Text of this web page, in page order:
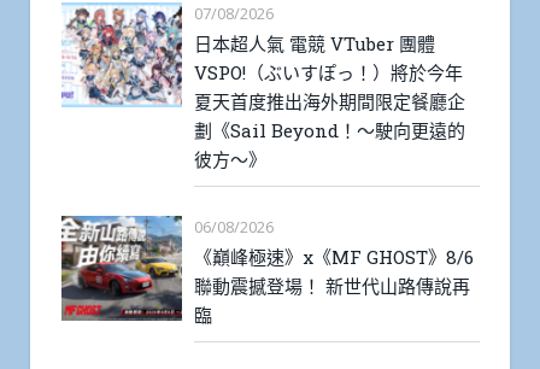
07/08/2026
日本超人氣 電競 VTuber 團體
VSPO!（ぶいすぽっ！）將於今年
夏天首度推出海外期間限定餐廳企
劃《Sail Beyond！～駛向更遠的
彼方～》
06/08/2026
《巔峰極速》x《MF GHOST》8/6
聯動震撼登場！ 新世代山路傳說再
臨